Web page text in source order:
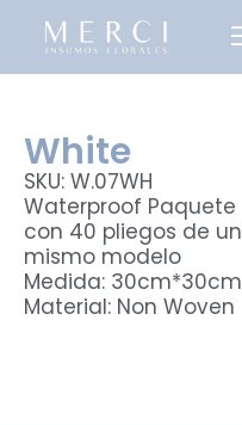
White
SKU: W.07WH
Waterproof Paquete
con 40 pliegos de un
mismo modelo
Medida: 30cm*30cm
Material: Non Woven